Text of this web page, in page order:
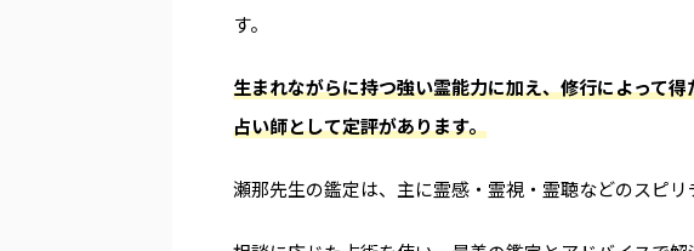
す。
生まれながらに持つ強い霊能力に加え、修行によって
占い師として定評があります。
瀬那先生の鑑定は、主に霊感・霊視・霊聴などのスピリ